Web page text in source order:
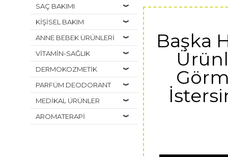
SAÇ BAKIMI
KİŞİSEL BAKIM
ANNE BEBEK ÜRÜNLERİ
VİTAMİN-SAĞLIK
DERMOKOZMETİK
PARFÜM DEODORANT
MEDİKAL ÜRÜNLER
AROMATERAPİ
Başka